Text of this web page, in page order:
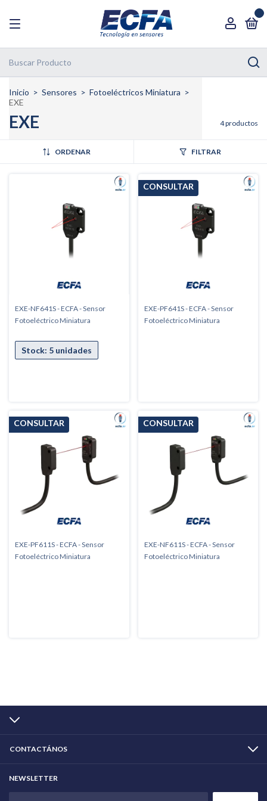
Inicio > Sensores > Fotoeléctricos Miniatura >
EXE
EXE 4 productos
ORDENAR FILTRAR
EXE-NF641S - ECFA - Sensor
Fotoeléctrico Miniatura
EXE-PF641S - ECFA - Sensor
Fotoeléctrico Miniatura
EXE-PF611S - ECFA - Sensor
Fotoeléctrico Miniatura
EXE-NF611S - ECFA - Sensor
Fotoeléctrico Miniatura
CONTACTÁNOS
NEWSLETTER